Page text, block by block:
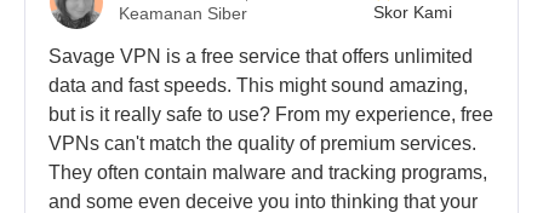
Keamanan Siber
Skor Kami
Savage VPN is a free service that offers unlimited
data and fast speeds. This might sound amazing,
but is it really safe to use? From my experience, free
VPNs can't match the quality of premium services.
They often contain malware and tracking programs,
and some even deceive you into thinking that your